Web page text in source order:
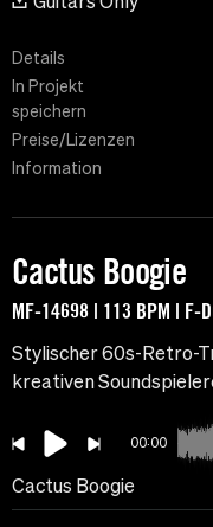
Details
In Projekt
speichern
Preise/Lizenzen
Information
Cactus Boogie
MF-14698 | 113 BPM | F-
Stylischer 60s-Retro-
kreativen
00:00
Cactus Boogie